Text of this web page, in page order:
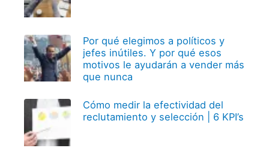
Por qué elegimos a políticos y
jefes inútiles. Y por qué esos
motivos le ayudarán a vender más
que nunca
Cómo medir la efectividad del
reclutamiento y selección | 6 KPI’s